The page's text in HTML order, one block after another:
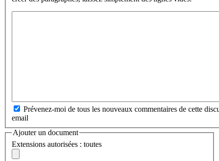
Prévenez-moi de tous les nouveaux commentaires de cette
email
Ajouter un document
Extensions autorisées : toutes